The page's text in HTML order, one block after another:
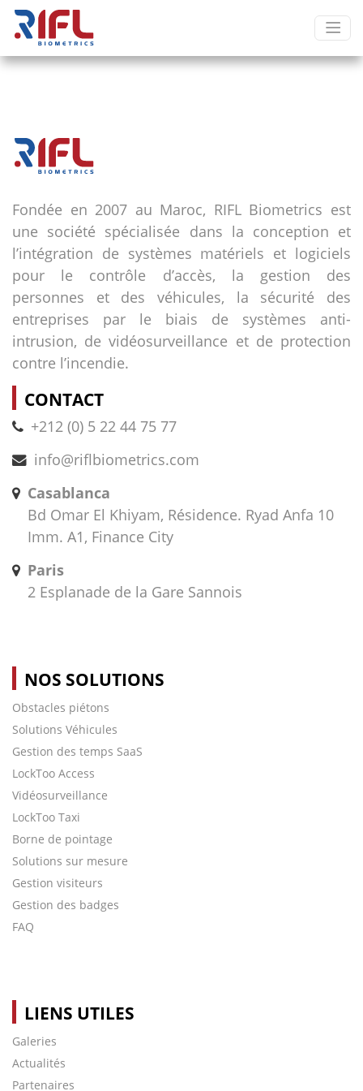
Fondée en 2007 au Maroc, RIFL Biometrics est
une société spécialisée dans la conception et
l’intégration de systèmes matériels et logiciels
pour le contrôle d’accès, la gestion des
personnes et des véhicules, la sécurité des
entreprises par le biais de systèmes anti-
intrusion, de vidéosurveillance et de protection
contre l’incendie.
CONTACT
+212 (0) 5 22 44 75 77
info@riflbiometrics.com
Casablanca
Bd Omar El Khiyam, Résidence. Ryad Anfa 10
Imm. A1, Finance City
Paris
2 Esplanade de la Gare Sannois
NOS SOLUTIONS
Obstacles piétons
Solutions Véhicules
Gestion des temps SaaS
LockToo Access
Vidéosurveillance
LockToo Taxi
Borne de pointage
Solutions sur mesure
Gestion visiteurs
Gestion des badges
FAQ
LIENS UTILES
Galeries
Actualités
Partenaires